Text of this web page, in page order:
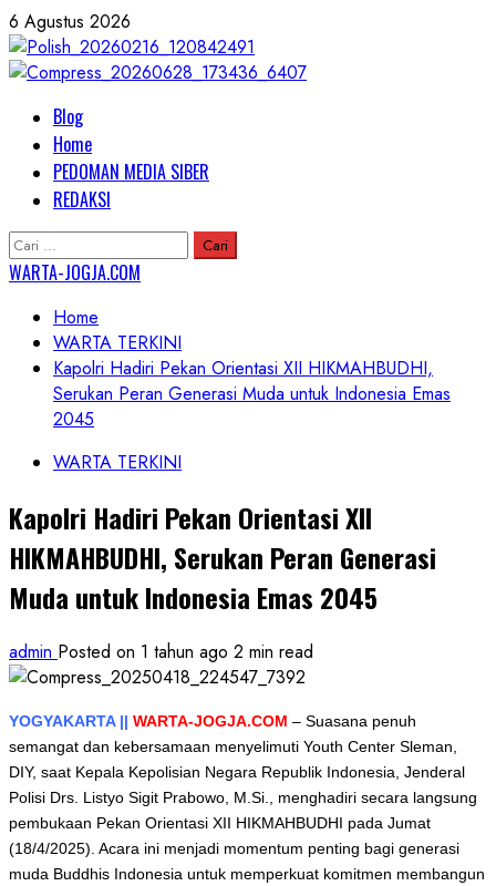
Skip
to
content
6 Agustus 2026
Primary
Menu
Blog
Home
PEDOMAN MEDIA SIBER
REDAKSI
Cari
untuk:
WARTA-JOGJA.COM
Home
WARTA TERKINI
Kapolri Hadiri Pekan Orientasi XII HIKMAHBUDHI,
Serukan Peran Generasi Muda untuk Indonesia Emas
2045
WARTA TERKINI
Kapolri Hadiri Pekan Orientasi XII
HIKMAHBUDHI, Serukan Peran Generasi
Muda untuk Indonesia Emas 2045
admin Posted on 1 tahun ago 2 min read
YOGYAKARTA || WARTA-JOGJA.COM – Suasana penuh
semangat dan kebersamaan menyelimuti Youth Center Sleman,
DIY, saat Kepala Kepolisian Negara Republik Indonesia, Jenderal
Polisi Drs. Listyo Sigit Prabowo, M.Si., menghadiri secara langsung
pembukaan Pekan Orientasi XII HIKMAHBUDHI pada Jumat
(18/4/2025). Acara ini menjadi momentum penting bagi generasi
muda Buddhis Indonesia untuk memperkuat komitmen membangun